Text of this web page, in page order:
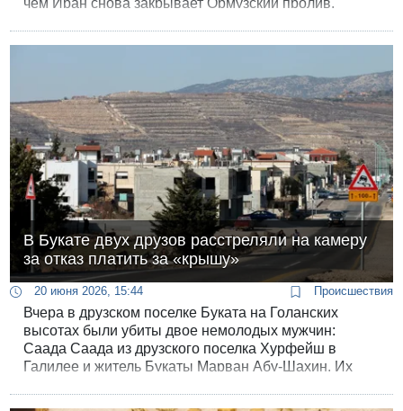
чем Иран снова закрывает Ормузский пролив.
В Букате двух друзов расстреляли на камеру
за отказ платить за «крышу»
20 июня 2026, 15:44 Происшествия
Вчера в друзском поселке Буката на Голанских
высотах были убиты двое немолодых мужчин:
Саада Саада из друзского поселка Хурфейш в
Галилее и житель Букаты Марван Абу-Шахин. Их